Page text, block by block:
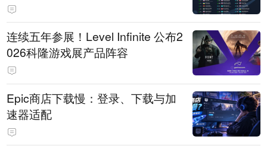
连续五年参展！Level Infinite 公布2
026科隆游戏展产品阵容
Epic商店下载慢：登录、下载与加
速器适配